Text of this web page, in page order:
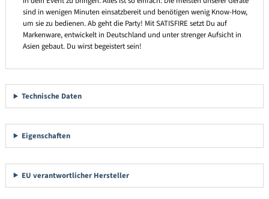
sind in wenigen Minuten einsatzbereit und benötigen wenig Know-How,
um sie zu bedienen. Ab geht die Party! Mit SATISFIRE setzt Du auf
Markenware, entwickelt in Deutschland und unter strenger Aufsicht in
Asien gebaut. Du wirst begeistert sein!
Technische Daten
Eigenschaften
EU verantwortlicher Hersteller